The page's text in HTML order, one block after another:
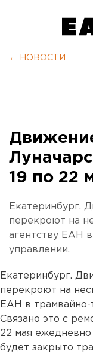
← НОВОСТИ
19 по 22
Екатеринбург.
перекроют на
агентству ЕАН
управлении.
Екатеринбург.
перекроют на
ЕАН в трамвайно-
Связано это с
22 мая ежедневно
будет закрыто